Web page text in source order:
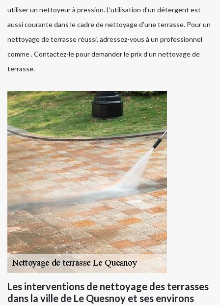
utiliser un nettoyeur à pression. L’utilisation d’un détergent est
aussi courante dans le cadre de nettoyage d’une terrasse. Pour un
nettoyage de terrasse réussi, adressez-vous à un professionnel
comme . Contactez-le pour demander le prix d’un nettoyage de
terrasse.
Les interventions de nettoyage des terrasses
dans la ville de Le Quesnoy et ses environs